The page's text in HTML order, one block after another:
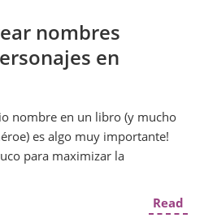
nombres
en
nombre en un libro (y mucho
es algo muy importante!
para maximizar la
Read